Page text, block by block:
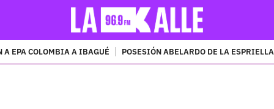
A EPA COLOMBIA A IBAGUÉ POSESIÓN ABELARDO DE LA ESPRIELLA